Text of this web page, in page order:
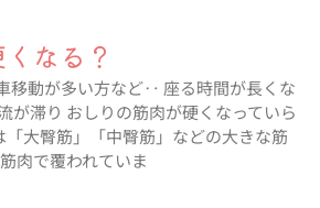
なる？
移動が多い方など‥ 座る時間が長くな
が滞り おしりの筋肉が硬くなっていら
大臀筋」「中臀筋」などの大きな筋
肉で覆われていま